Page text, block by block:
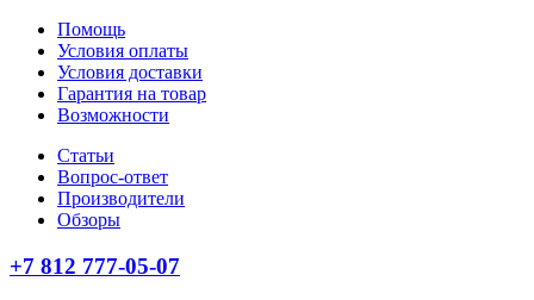
Помощь
Условия оплаты
Условия доставки
Гарантия на товар
Возможности
Статьи
Вопрос-ответ
Производители
Обзоры
+7 812 777-05-07